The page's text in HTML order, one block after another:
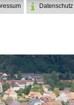
Datenschutz